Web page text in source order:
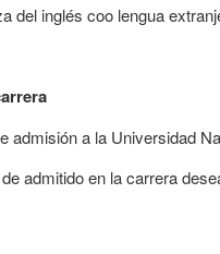
del inglés coo lengua
admisión a la Universidad
admitido en la carrera